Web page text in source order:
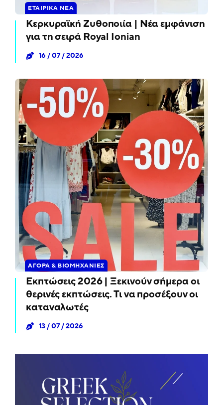
ΕΤΑΙΡΙΚΆ ΝΈΑ
Κερκυραϊκή Ζυθοποιία | Νέα εμφάνιση
για τη σειρά Royal Ionian
16 / 07 / 2026
ΑΓΟΡΆ & ΒΙΟΜΗΧΑΝΊΕΣ
Εκπτώσεις 2026 | Ξεκινούν σήμερα οι
θερινές εκπτώσεις. Τι να προσέξουν οι
καταναλωτές
13 / 07 / 2026